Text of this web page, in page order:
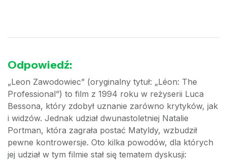
Odpowiedź:
„Leon Zawodowiec” (oryginalny tytuł: „Léon: The
Professional”) to film z 1994 roku w reżyserii Luca
Bessona, który zdobył uznanie zarówno krytyków, jak
i widzów. Jednak udział dwunastoletniej Natalie
Portman, która zagrała postać Matyldy, wzbudził
pewne kontrowersje. Oto kilka powodów, dla których
jej udział w tym filmie stał się tematem dyskusji: